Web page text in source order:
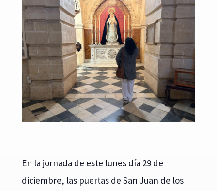
En la jornada de este lunes día 29 de
diciembre, las puertas de San Juan de los